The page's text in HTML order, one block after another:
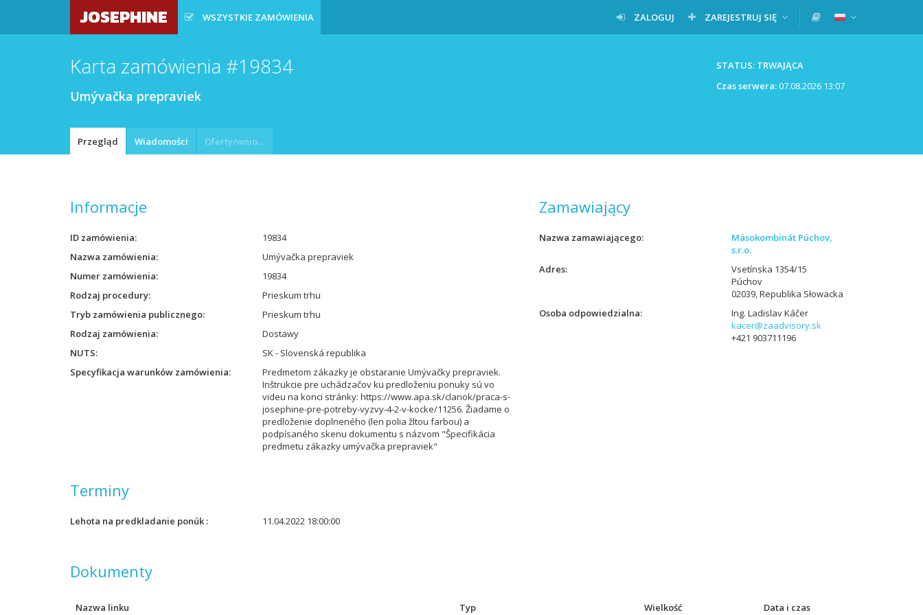
JOSEPHINE WSZYSTKIE ZAMÓWIENIA ZALOGUJ ZAREJESTRUJ SIĘ
STATUS: TRWAJĄCA
Czas serwera:07.08.2026 13:07
Karta zamówienia #19834
Umývačka prepraviek
Przegląd Wiadomości Oferty/wnioski
Informacje
ID zamówienia
19834
Nazwa zamówienia
Umývačka prepraviek
Numer zamówienia
19834
Rodzaj procedury
Prieskum trhu
Tryb zamówienia publicznego
Prieskum trhu
Rodzaj zamówienia
Dostawy
NUTS
SK - Slovenská republika
Specyfikacja warunków zamówienia
Predmetom zákazky je obstaranie Umývačky prepraviek.
Inštrukcie pre uchádzačov ku predloženiu ponuky sú vo
videu na konci stránky: https://www.apa.sk/clanok/praca-s-
josephine-pre-potreby-vyzvy-4-2-v-kocke/11256. Žiadame o
predloženie doplneného (len polia žltou farbou) a
podpísaného skenu dokumentu s názvom "Špecifikácia
predmetu zákazky umývačka prepraviek"
Terminy
Lehota na predkladanie ponúk 11.04.2022 18:00:00
Zamawiający
Nazwa zamawiającego
Mäsokombinát Púchov,
s.r.o.
Adres
Vsetínska 1354/15
Púchov
02039, Republika Słowacka
Osoba odpowiedzialna
Ing. Ladislav Káčer
kacer@zaadvisory.sk
+421 903711196
Dokumenty
Nazwa linku Typ Wielkość Data i czas